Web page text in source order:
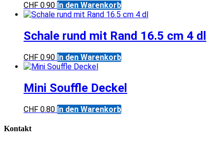
CHF 0.90 In den Warenkorb
Schale rund mit Rand 16.5 cm 4 dl
CHF 0.90 In den Warenkorb
Mini Souffle Deckel
CHF 0.80 In den Warenkorb
Kontakt